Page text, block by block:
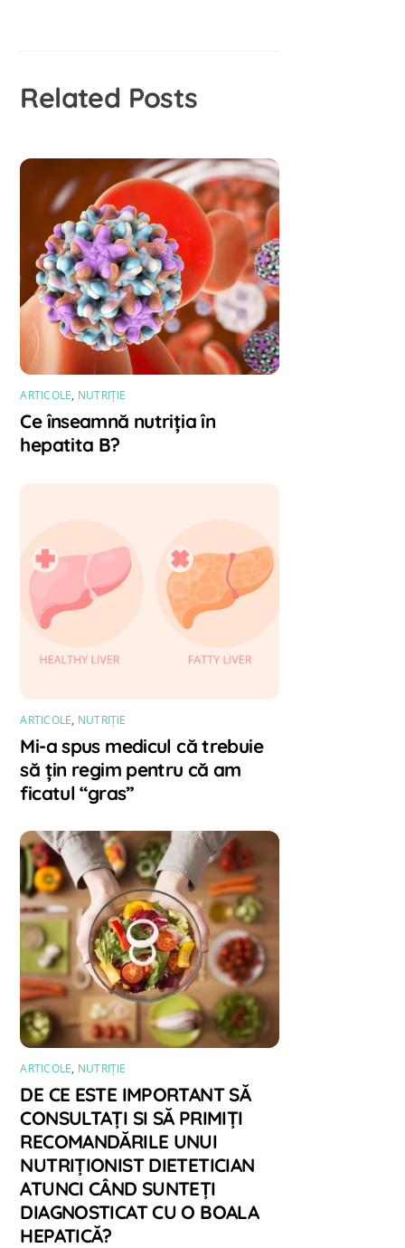
Related Posts
ARTICOLE, NUTRIȚIE
Ce înseamnă nutriția în
hepatita B?
ARTICOLE, NUTRIȚIE
Mi-a spus medicul că trebuie
să țin regim pentru că am
ficatul “gras”
ARTICOLE, NUTRIȚIE
DE CE ESTE IMPORTANT SĂ
CONSULTAȚI SI SĂ PRIMIȚI
RECOMANDĂRILE UNUI
NUTRIȚIONIST DIETETICIAN
ATUNCI CÂND SUNTEȚI
DIAGNOSTICAT CU O BOALA
HEPATICĂ?